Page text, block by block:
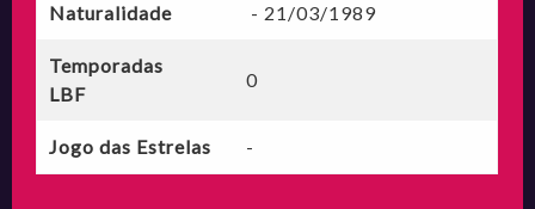
Naturalidade - 21/03/1989
Temporadas
LBF
0
Jogo das Estrelas -